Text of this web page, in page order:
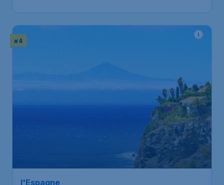
# 4
l'Espagne